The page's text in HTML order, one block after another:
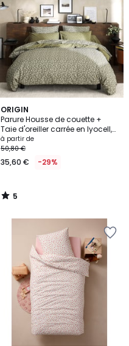
ORIGIN
Parure Housse de couette +
Taie d'oreiller carrée en lyocell,
LENA
à partir de
50,80 €
35,60 € -29%
5
/
5
5
/